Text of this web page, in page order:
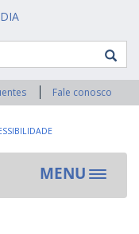
Fale conosco
MENU
Toggle